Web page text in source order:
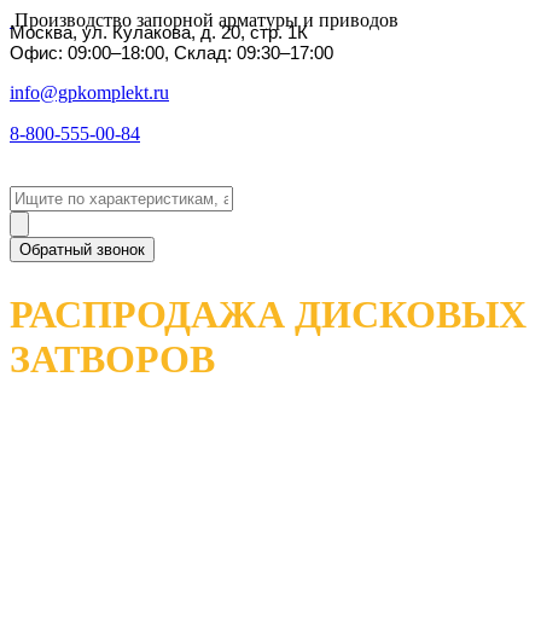
Производство запорной арматуры и приводов
Москва, ул. Кулакова, д. 20, стр. 1К
Офис: 09:00–18:00, Склад: 09:30–17:00
info@gpkomplekt.ru
8-800-555-00-84
Обратный звонок
РАСПРОДАЖА ДИСКОВЫХ
ЗАТВОРОВ